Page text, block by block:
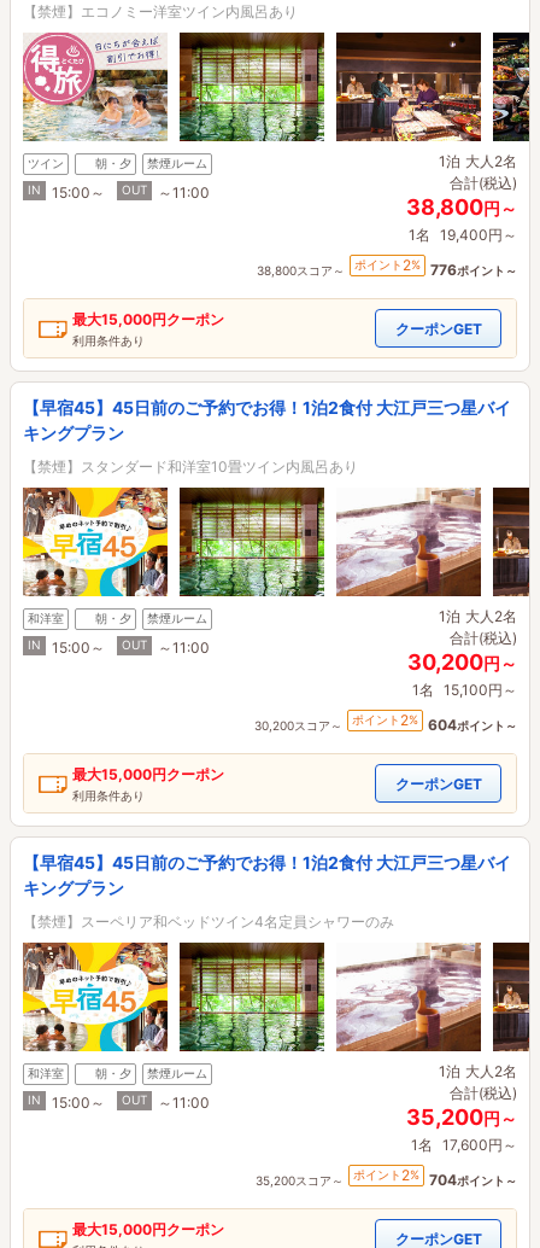
【禁煙】エコノミー洋室ツイン内風呂あり
ツイン 朝・夕
禁煙ルーム
IN
15:00～ OUT ～11:00
1泊 大人2名
合計(税込)
38,800円～
1名 19,400円～
38,800スコア～ ポイント 2% 776ポイント～
最大15,000円クーポン
利用条件あり
クーポンGET
【早宿45】45日前のご予約でお得！1泊2食付 大江戸三つ星バイ
キングプラン
【禁煙】スタンダード和洋室10畳ツイン内風呂あり
和洋室 朝・夕
禁煙ルーム
IN
15:00～ OUT ～11:00
1泊 大人2名
合計(税込)
30,200円～
1名 15,100円～
30,200スコア～ ポイント 2% 604ポイント～
最大15,000円クーポン
利用条件あり
クーポンGET
【早宿45】45日前のご予約でお得！1泊2食付 大江戸三つ星バイ
キングプラン
【禁煙】スーペリア和ベッドツイン4名定員シャワーのみ
和洋室 朝・夕
禁煙ルーム
IN
15:00～ OUT ～11:00
1泊 大人2名
合計(税込)
35,200円～
1名 17,600円～
35,200スコア～ ポイント 2% 704ポイント～
最大15,000円クーポン
クーポンGET